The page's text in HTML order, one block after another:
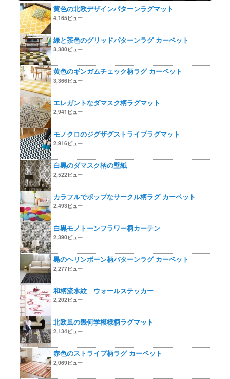
黄色の北欧デザインパターンラグマット
4,165ビュー
緑と茶色のグリッドパターンラグ カーペット
3,380ビュー
黄色のギンガムチェック柄ラグ カーペット
3,366ビュー
エレガントなダマスク柄ラグマット
2,941ビュー
モノクロのジグザグストライプラグマット
2,916ビュー
白黒のダマスク柄の壁紙
2,522ビュー
カラフルでポップなサークル柄ラグ カーペット
2,493ビュー
白黒モノトーンフラワー柄カーテン
2,390ビュー
黒のヘリンボーン柄パターンラグ カーペット
2,277ビュー
和柄流水紋 ウォールステッカー
2,202ビュー
北欧風の幾何学模様柄ラグマット
2,134ビュー
赤色のストライプ柄ラグ カーペット
2,069ビュー